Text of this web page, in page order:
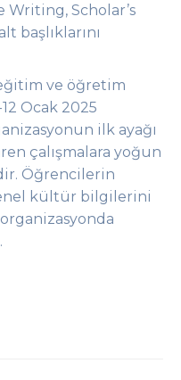
Writing, Scholar’s
başlıklarını
ve öğretim
Ocak 2025
ilk ayağı
çalışmalara yoğun
Öğrencilerin
kültür bilgilerini